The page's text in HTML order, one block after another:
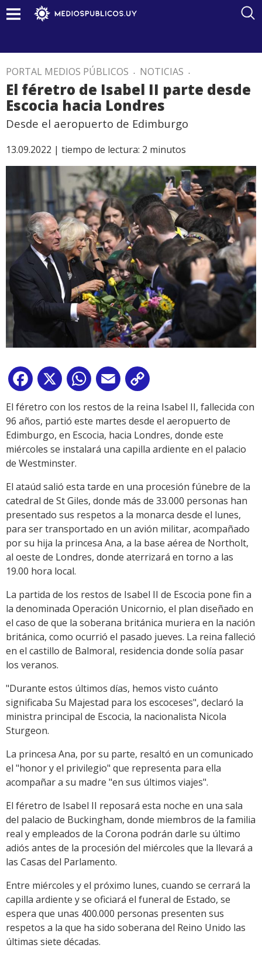
PORTAL MEDIOS PÚBLICOS . NOTICIAS .
El féretro de Isabel II parte desde
Escocia hacia Londres
Desde el aeropuerto de Edimburgo
13.09.2022 | tiempo de lectura: 2 minutos
Facebook
X WhatsApp
Email
Link
El féretro con los restos de la reina Isabel II, fallecida con
96 años, partió este martes desde el aeropuerto de
Edimburgo, en Escocia, hacia Londres, donde este
miércoles se instalará una capilla ardiente en el palacio
de Westminster.
El ataúd salió esta tarde en una procesión fúnebre de la
catedral de St Giles, donde más de 33.000 personas han
presentado sus respetos a la monarca desde el lunes,
para ser transportado en un avión militar, acompañado
por su hija la princesa Ana, a la base aérea de Northolt,
al oeste de Londres, donde aterrizará en torno a las
19.00 hora local.
La partida de los restos de Isabel II de Escocia pone fin a
la denominada Operación Unicornio, el plan diseñado en
el caso de que la soberana británica muriera en la nación
británica, como ocurrió el pasado jueves. La reina falleció
en el castillo de Balmoral, residencia donde solía pasar
los veranos.
"Durante estos últimos días, hemos visto cuánto
significaba Su Majestad para los escoceses", declaró la
ministra principal de Escocia, la nacionalista Nicola
Sturgeon.
La princesa Ana, por su parte, resaltó en un comunicado
el "honor y el privilegio" que representa para ella
acompañar a su madre "en sus últimos viajes".
El féretro de Isabel II reposará esta noche en una sala
del palacio de Buckingham, donde miembros de la familia
real y empleados de la Corona podrán darle su último
adiós antes de la procesión del miércoles que la llevará a
las Casas del Parlamento.
Entre miércoles y el próximo lunes, cuando se cerrará la
capilla ardiente y se oficiará el funeral de Estado, se
espera que unas 400.000 personas presenten sus
respetos a la que ha sido soberana del Reino Unido las
últimas siete décadas.